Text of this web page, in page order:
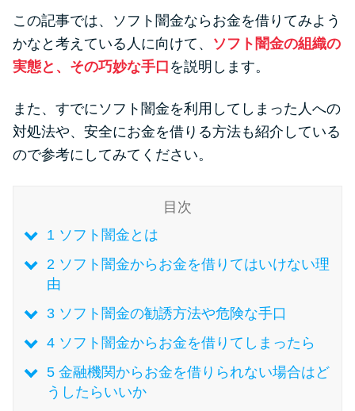
カードローンQ&A
特集ページ
損！
カードローンの見直しで40万円
最速！最短40分で借りられるカ
ードローン
特集ページ一覧
種類や特徴で探す
銀行カードローンを選ぶべき4つ
この記事では、ソフト闇金ならお金を借りてみよう
かなと考えている人に向けて、 ソフト闇金の組織の
実態と、その巧妙な手口 を説明します。
また、すでにソフト闇金を利用してしまった人への
対処法や、安全にお金を借りる方法も紹介している
ので参考にしてみてください。
目次
1ソフト闇金とは
2ソフト闇金からお金を借りてはいけない理
由
3ソフト闇金の勧誘方法や危険な手口
4ソフト闇金からお金を借りてしまったら
5金融機関からお金を借りられない場合はど
うしたらいいか